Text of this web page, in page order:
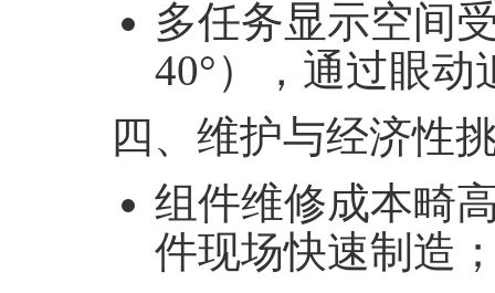
多任务显示空间
40°），通过眼动
四、维护与经济性
组件维修成本畸
件现场快速制造